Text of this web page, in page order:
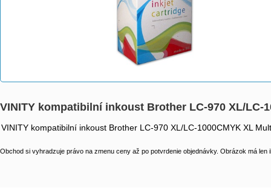
VINITY kompatibilní inkoust Brother LC-970 XL/LC-
VINITY kompatibilní inkoust Brother LC-970 XL/LC-1000CMYK XL
Obchod si vyhradzuje právo na zmenu ceny až po potvrdenie objednávky. Obrázok má len